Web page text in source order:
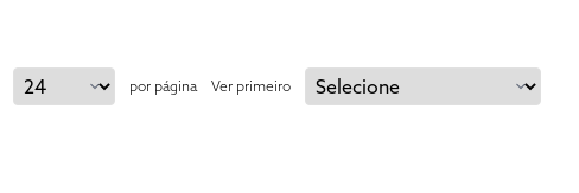
por página Ver primeiro